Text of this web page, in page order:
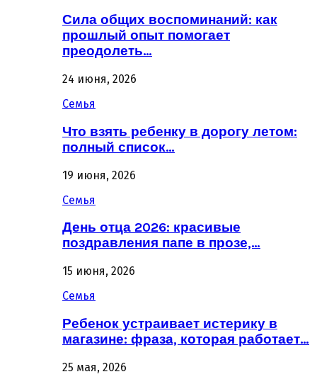
Сила общих воспоминаний: как
прошлый опыт помогает
преодолеть…
24 июня, 2026
Семья
Что взять ребенку в дорогу летом:
полный список…
19 июня, 2026
Семья
День отца 2026: красивые
поздравления папе в прозе,…
15 июня, 2026
Семья
Ребенок устраивает истерику в
магазине: фраза, которая работает…
25 мая, 2026